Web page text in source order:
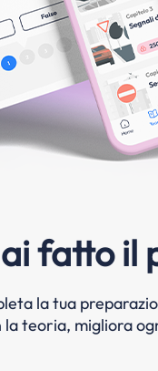
fatto il
la tua
la teoria, migliora